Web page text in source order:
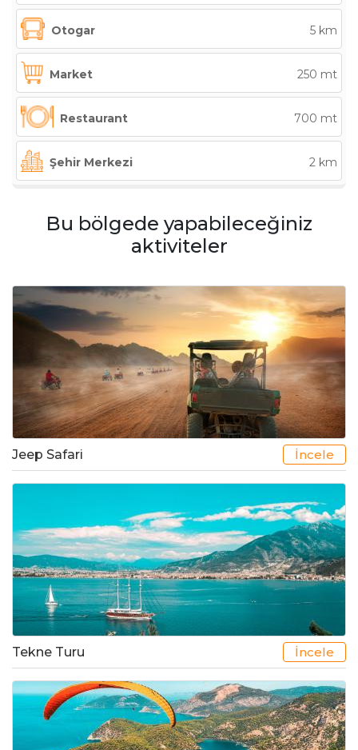
Otogar 5 km
Market 250 mt
Restaurant 700 mt
Şehir Merkezi 2 km
Bu bölgede yapabileceğiniz
aktiviteler
Jeep Safari İncele
Tekne Turu İncele